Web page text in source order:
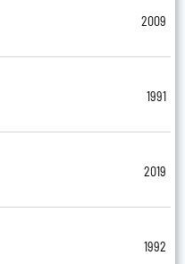
2009
1991
2019
1992